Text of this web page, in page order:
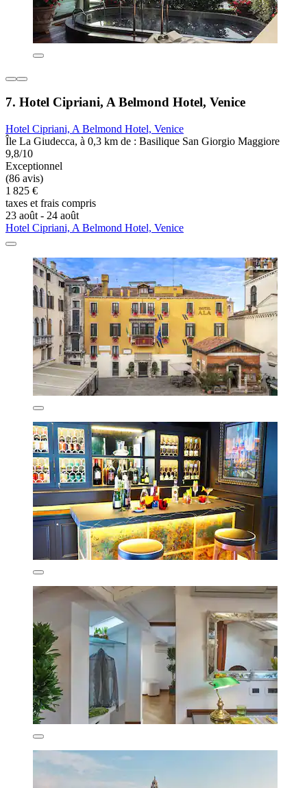
7. Hotel Cipriani, A Belmond Hotel, Venice
Hotel Cipriani, A Belmond Hotel, Venice
Île La Giudecca, à 0,3 km de : Basilique San Giorgio Maggiore
9,8/10
Exceptionnel
(86 avis)
1 825 €
taxes et frais compris
23 août - 24 août
Hotel Cipriani, A Belmond Hotel, Venice